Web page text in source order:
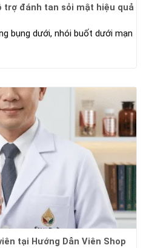
trợ đánh tan sỏi mật hiệu quả
bụng dưới, nhói buốt dưới mạn
tại Hướng Dẫn Viên Shop